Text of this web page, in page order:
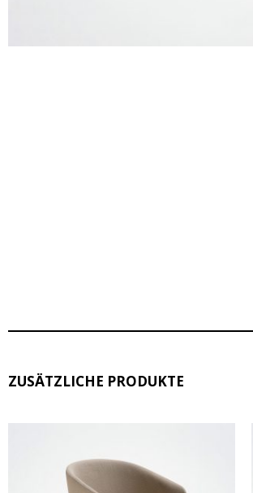
ZUSÄTZLICHE PRODUKTE